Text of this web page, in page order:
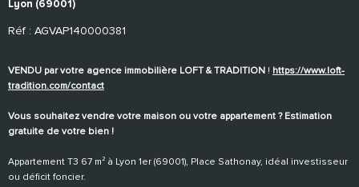
Lyon (69001)
Réf : AGVAP140000381
VENDU par votre agence immobilière LOFT & TRADITION ! https://www.loft-
tradition.com/contact
Vous souhaitez vendre votre maison ou votre appartement ? Estimation
gratuite de votre bien !
Appartement T3 67 m² à Lyon 1er (69001), Place Sathonay, idéal investisseur
ou déficit foncier.